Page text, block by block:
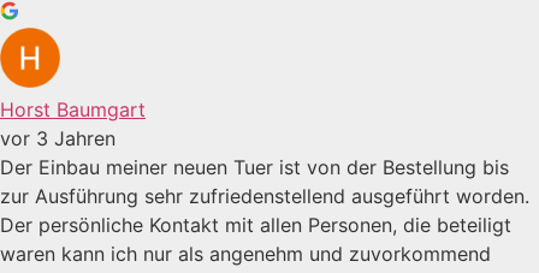
Horst Baumgart
vor 3 Jahren
Der Einbau meiner neuen Tuer ist von der Bestellung bis
zur Ausführung sehr zufriedenstellend ausgeführt worden.
Der persönliche Kontakt mit allen Personen, die beteiligt
waren kann ich nur als angenehm und zuvorkommend